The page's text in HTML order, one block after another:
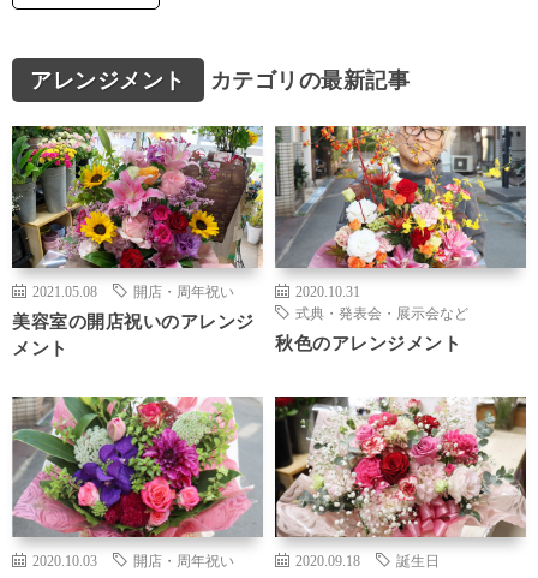
アレンジメント カテゴリの最新記事
2021.05.08 開店・周年祝い
美容室の開店祝いのアレンジ
メント
2020.10.31
式典・発表会・展示会など
秋色のアレンジメント
2020.10.03 開店・周年祝い 2020.09.18 誕生日